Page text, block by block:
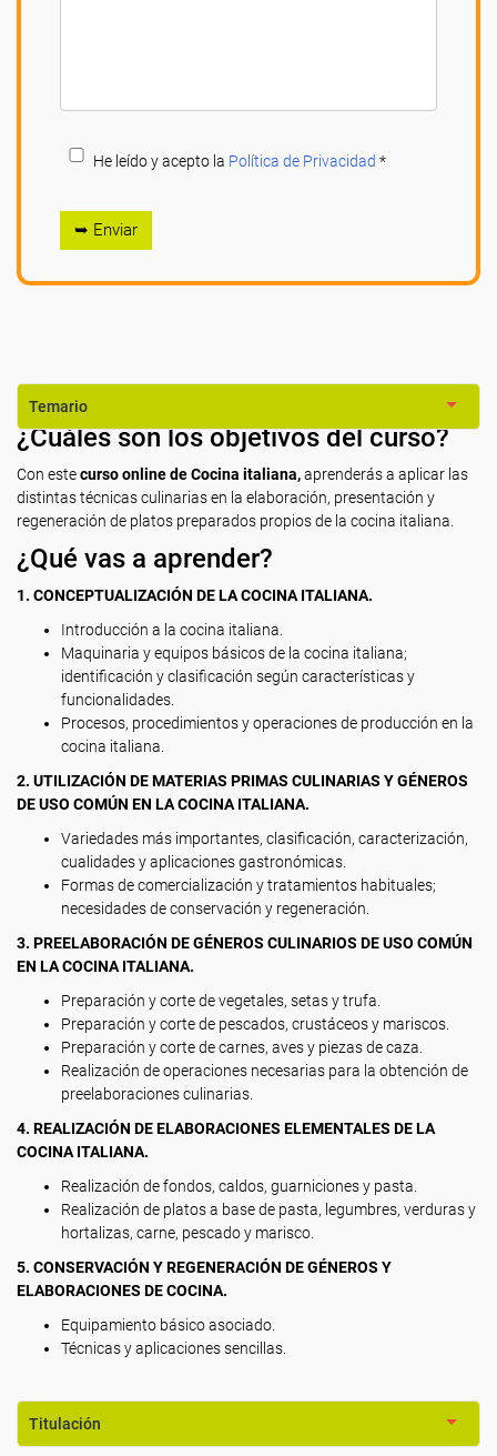
He leído y acepto la Política de Privacidad *
➥ Enviar
Temario
¿Cuáles son los objetivos del curso?
Con estecurso online de Cocina italiana,aprenderás a aplicar las
distintas técnicas culinarias en la elaboración, presentación y
regeneración de platos preparados propios de la cocina italiana.
¿Qué vas a aprender?
1. CONCEPTUALIZACIÓN DE LA COCINA ITALIANA.
Introducción a la cocina italiana.
Maquinaria y equipos básicos de la cocina italiana;
identificación y clasificación según características y
funcionalidades.
Procesos, procedimientos y operaciones de producción en la
cocina italiana.
2. UTILIZACIÓN DE MATERIAS PRIMAS CULINARIAS Y GÉNEROS
DE USO COMÚN EN LA COCINA ITALIANA.
Variedades más importantes, clasificación, caracterización,
cualidades y aplicaciones gastronómicas.
Formas de comercialización y tratamientos habituales;
necesidades de conservación y regeneración.
3. PREELABORACIÓN DE GÉNEROS CULINARIOS DE USO COMÚN
EN LA COCINA ITALIANA.
Preparación y corte de vegetales, setas y trufa.
Preparación y corte de pescados, crustáceos y mariscos.
Preparación y corte de carnes, aves y piezas de caza.
Realización de operaciones necesarias para la obtención de
preelaboraciones culinarias.
4. REALIZACIÓN DE ELABORACIONES ELEMENTALES DE LA
COCINA ITALIANA.
Realización de fondos, caldos, guarniciones y pasta.
Realización de platos a base de pasta, legumbres, verduras y
hortalizas, carne, pescado y marisco.
5. CONSERVACIÓN Y REGENERACIÓN DE GÉNEROS Y
ELABORACIONES DE COCINA.
Equipamiento básico asociado.
Técnicas y aplicaciones sencillas.
Titulación